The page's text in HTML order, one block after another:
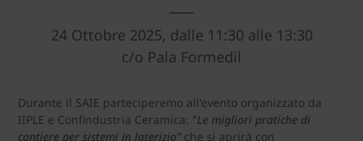
24 Ottobre 2025, dalle 11:30 alle 13:30
c/o Pala Formedil
Durante il SAIE parteciperemo all'evento organizzato da
IIPLE e Confindustria Ceramica: "Le migliori pratiche di
cantiere per sistemi in laterizio”che si aprirà con